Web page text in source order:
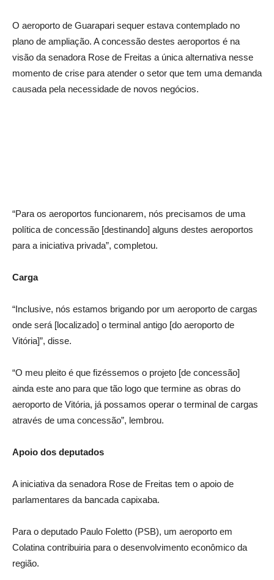
O aeroporto de Guarapari sequer estava contemplado no
plano de ampliação. A concessão destes aeroportos é na
visão da senadora Rose de Freitas a única alternativa nesse
momento de crise para atender o setor que tem uma demanda
causada pela necessidade de novos negócios.
“Para os aeroportos funcionarem, nós precisamos de uma
política de concessão [destinando] alguns destes aeroportos
para a iniciativa privada”, completou.
Carga
“Inclusive, nós estamos brigando por um aeroporto de cargas
onde será [localizado] o terminal antigo [do aeroporto de
Vitória]”, disse.
“O meu pleito é que fizéssemos o projeto [de concessão]
ainda este ano para que tão logo que termine as obras do
aeroporto de Vitória, já possamos operar o terminal de cargas
através de uma concessão”, lembrou.
Apoio dos deputados
A iniciativa da senadora Rose de Freitas tem o apoio de
parlamentares da bancada capixaba.
Para o deputado Paulo Foletto (PSB), um aeroporto em
Colatina contribuiria para o desenvolvimento econômico da
região.